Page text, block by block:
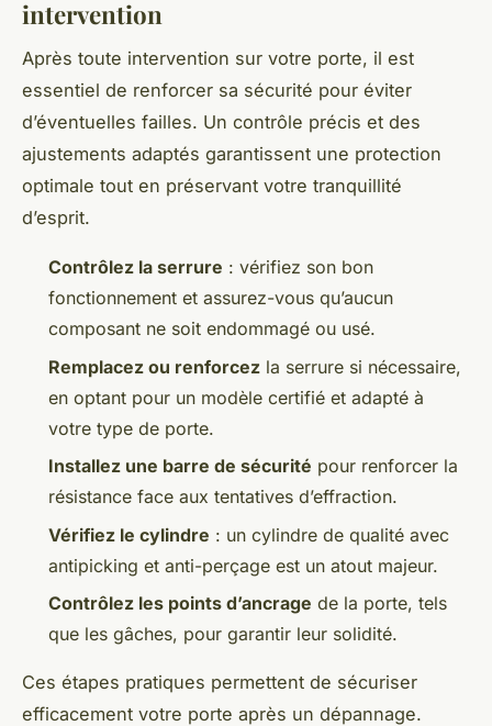
intervention
Après toute intervention sur votre porte, il est
essentiel de renforcer sa sécurité pour éviter
d’éventuelles failles. Un contrôle précis et des
ajustements adaptés garantissent une protection
optimale tout en préservant votre tranquillité
d’esprit.
Contrôlez la serrure : vérifiez son bon
fonctionnement et assurez-vous qu’aucun
composant ne soit endommagé ou usé.
Remplacez ou renforcez la serrure si nécessaire,
en optant pour un modèle certifié et adapté à
votre type de porte.
Installez une barre de sécurité pour renforcer la
résistance face aux tentatives d’effraction.
Vérifiez le cylindre : un cylindre de qualité avec
antipicking et anti-perçage est un atout majeur.
Contrôlez les points d’ancrage de la porte, tels
que les gâches, pour garantir leur solidité.
Ces étapes pratiques permettent de sécuriser
efficacement votre porte après un dépannage.